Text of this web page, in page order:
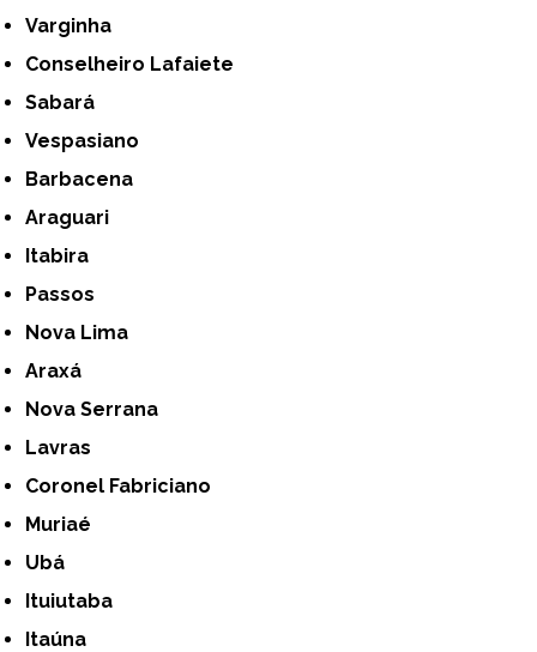
Varginha
Conselheiro Lafaiete
Sabará
Vespasiano
Barbacena
Araguari
Itabira
Passos
Nova Lima
Araxá
Nova Serrana
Lavras
Coronel Fabriciano
Muriaé
Ubá
Ituiutaba
Itaúna